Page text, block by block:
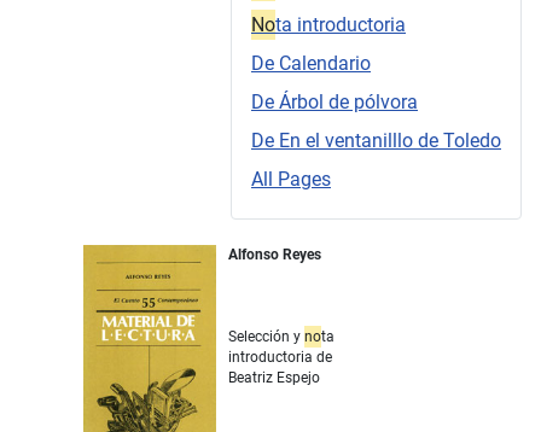
Nota introductoria
De Calendario
De Árbol de pólvora
De En el ventanilllo de Toledo
All Pages
Alfonso Reyes
Selección y nota
introductoria de
Beatriz Espejo